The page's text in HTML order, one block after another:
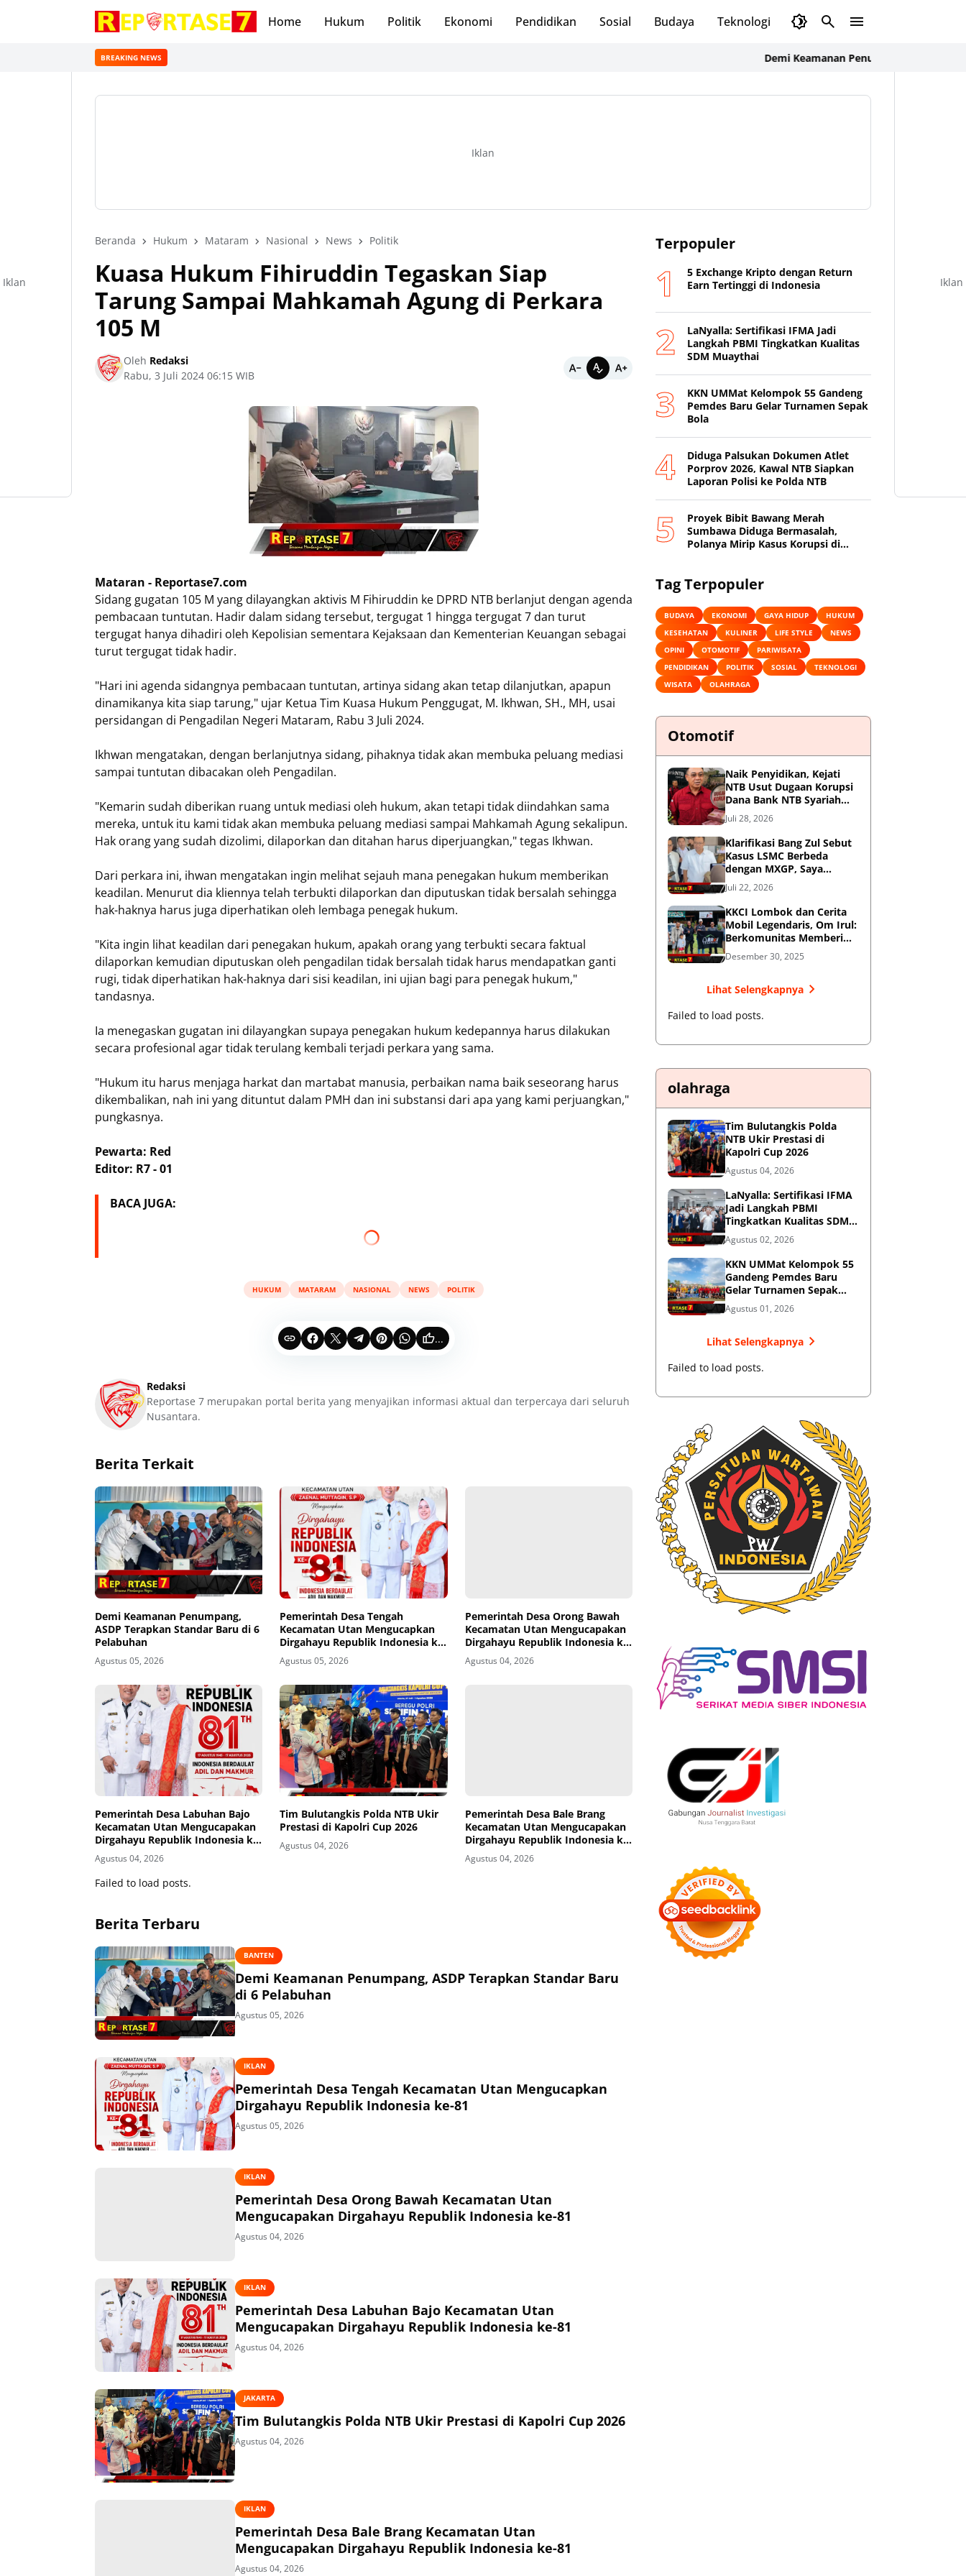
Home Hukum Politik Ekonomi Pendidikan Sosial Budaya Teknologi Olahraga
BREAKING NEWS Demi Keamanan Penumpang, ASDP Terapkan
Iklan
Beranda Hukum Mataram Nasional News Politik
Kuasa Hukum Fihiruddin Tegaskan Siap
Tarung Sampai Mahkamah Agung di Perkara
105 M
Oleh Redaksi
Rabu, 3 Juli 2024 06:15 WIB
Mataran - Reportase7.com
Sidang gugatan 105 M yang dilayangkan aktivis M Fihiruddin ke DPRD NTB berlanjut dengan agenda
pembacaan tuntutan. Hadir dalam sidang tersebut, tergugat 1 hingga tergugat 7 dan turut
tergugat hanya dihadiri oleh Kepolisian sementara Kejaksaan dan Kementerian Keuangan sebagai
turut tergugat tidak hadir.
"Hari ini agenda sidangnya pembacaan tuntutan, artinya sidang akan tetap dilanjutkan, apapun
dinamikanya kita siap tarung," ujar Ketua Tim Kuasa Hukum Penggugat, M. Ikhwan, SH., MH, usai
persidangan di Pengadilan Negeri Mataram, Rabu 3 Juli 2024.
Ikhwan mengatakan, dengan berlanjutnya sidang, pihaknya tidak akan membuka peluang mediasi
sampai tuntutan dibacakan oleh Pengadilan.
"Kemarin sudah diberikan ruang untuk mediasi oleh hukum, akan tetapi tidak diindahkan sama
mereka, untuk itu kami tidak akan membuka peluang mediasi sampai Mahkamah Agung sekalipun.
Hak orang yang sudah dizolimi, dilaporkan dan ditahan harus diperjuangkan," tegas Ikhwan.
Dari perkara ini, ihwan mengatakan ingin melihat sejauh mana penegakan hukum memberikan
keadilan. Menurut dia kliennya telah terbukti dilaporkan dan diputuskan tidak bersalah sehingga
hak-haknya harus juga diperhatikan oleh lembaga penegak hukum.
"Kita ingin lihat keadilan dari penegakan hukum, apakah orang yang terbukti secara faktual
dilaporkan kemudian diputuskan oleh pengadilan tidak bersalah tidak harus mendapatkan ganti
rugi, tidak diperhatikan hak-haknya dari sisi keadilan, ini ujian bagi para penegak hukum,"
tandasnya.
Ia menegaskan gugatan ini dilayangkan supaya penegakan hukum kedepannya harus dilakukan
secara profesional agar tidak terulang kembali terjadi perkara yang sama.
"Hukum itu harus menjaga harkat dan martabat manusia, perbaikan nama baik seseorang harus
dikembalikan, nah ini yang dituntut dalam PMH dan ini substansi dari apa yang kami perjuangkan,"
pungkasnya.
Pewarta: Red
Editor: R7 - 01
BACA JUGA:
HUKUM MATARAM NASIONAL NEWS POLITIK
...
Redaksi
Reportase 7 merupakan portal berita yang menyajikan informasi aktual dan terpercaya dari seluruh
Nusantara.
Berita Terkait
Demi Keamanan Penumpang,
ASDP Terapkan Standar Baru di 6
Pelabuhan
Agustus 05, 2026
Pemerintah Desa Tengah
Kecamatan Utan Mengucapkan
Dirgahayu Republik Indonesia ke-
81
Agustus 05, 2026
Pemerintah Desa Orong Bawah
Kecamatan Utan Mengucapakan
Dirgahayu Republik Indonesia ke-
81
Agustus 04, 2026
Pemerintah Desa Labuhan Bajo
Kecamatan Utan Mengucapakan
Dirgahayu Republik Indonesia ke-
81
Agustus 04, 2026
Tim Bulutangkis Polda NTB Ukir
Prestasi di Kapolri Cup 2026
Agustus 04, 2026
Pemerintah Desa Bale Brang
Kecamatan Utan Mengucapakan
Dirgahayu Republik Indonesia ke-
81
Agustus 04, 2026
Failed to load posts.
Berita Terbaru
BANTEN
Demi Keamanan Penumpang, ASDP Terapkan Standar Baru
di 6 Pelabuhan
Agustus 05, 2026
IKLAN
Pemerintah Desa Tengah Kecamatan Utan Mengucapkan
Dirgahayu Republik Indonesia ke-81
Agustus 05, 2026
IKLAN
Pemerintah Desa Orong Bawah Kecamatan Utan
Mengucapakan Dirgahayu Republik Indonesia ke-81
Agustus 04, 2026
IKLAN
Pemerintah Desa Labuhan Bajo Kecamatan Utan
Mengucapakan Dirgahayu Republik Indonesia ke-81
Agustus 04, 2026
JAKARTA
Tim Bulutangkis Polda NTB Ukir Prestasi di Kapolri Cup 2026
Agustus 04, 2026
IKLAN
Pemerintah Desa Bale Brang Kecamatan Utan
Mengucapakan Dirgahayu Republik Indonesia ke-81
Agustus 04, 2026
Terpopuler
5 Exchange Kripto dengan Return
Earn Tertinggi di Indonesia
LaNyalla: Sertifikasi IFMA Jadi
Langkah PBMI Tingkatkan Kualitas
SDM Muaythai
KKN UMMat Kelompok 55 Gandeng
Pemdes Baru Gelar Turnamen Sepak
Bola
Diduga Palsukan Dokumen Atlet
Porprov 2026, Kawal NTB Siapkan
Laporan Polisi ke Polda NTB
Proyek Bibit Bawang Merah
Sumbawa Diduga Bermasalah,
Polanya Mirip Kasus Korupsi di
Tag Terpopuler
BUDAYA EKONOMI GAYA HIDUP
HUKUM
KESEHATAN
KULINER LIFE STYLE
NEWS
OPINI
OTOMOTIF
PARIWISATA
PENDIDIKAN
POLITIK SOSIAL
TEKNOLOGI
WISATA
OLAHRAGA
Otomotif
Naik Penyidikan, Kejati
NTB Usut Dugaan Korupsi
Dana Bank NTB Syariah
untuk MXGP 2023
Juli 28, 2026
Klarifikasi Bang Zul Sebut
Kasus LSMC Berbeda
dengan MXGP, Saya
Dipanggil Sebagai Saksi
Juli 22, 2026
KKCI Lombok dan Cerita
Mobil Legendaris, Om Irul:
Berkomunitas Memberi
Manfaat dan Membangun
Imej Positif
Desember 30, 2025
Lihat Selengkapnya
Failed to load posts.
olahraga
Tim Bulutangkis Polda
NTB Ukir Prestasi di
Kapolri Cup 2026
Agustus 04, 2026
LaNyalla: Sertifikasi IFMA
Jadi Langkah PBMI
Tingkatkan Kualitas SDM
Muaythai
Agustus 02, 2026
KKN UMMat Kelompok 55
Gandeng Pemdes Baru
Gelar Turnamen Sepak
Bola
Agustus 01, 2026
Lihat Selengkapnya
Failed to load posts.
Iklan Iklan